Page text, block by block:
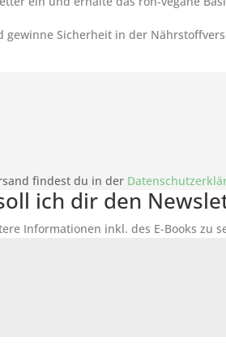
gewinne Sicherheit in der
findest du in der
ich dir den
Informationen inkl. des E-Books zu